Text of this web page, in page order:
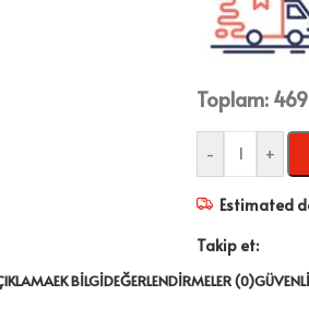
Toplam: 469
- +
Estimated
Takip et:
EK BILGIDEĞERLENDIRMELER (0)